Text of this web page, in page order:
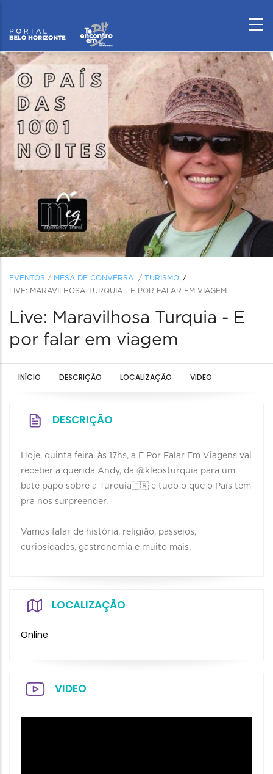
EVENTOS / MESA DE CONVERSA / TURISMO
LIVE: MARAVILHOSA TURQUIA - E POR FALAR EM VIAGEM
Live: Maravilhosa Turquia - E
por falar em viagem
INÍCIO DESCRIÇÃO LOCALIZAÇÃO VIDEO
DESCRIÇÃO
Hoje, quinta feira, às 17hs, a E Por Falar Em Viagens vai
receber a querida Andy, da @kleosturquia para um
bate papo sobre a Turquia🇹🇷 e tudo o que o País tem
pra nos surpreender.⠀
Vamos falar de história, religião, passeios,
curiosidades, gastronomia e muito mais.
LOCALIZAÇÃO
Online
VIDEO